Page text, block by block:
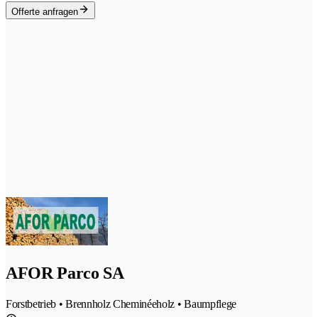
Offerte anfragen
AFOR Parco SA
Forstbetrieb • Brennholz Cheminéeholz • Baumpflege